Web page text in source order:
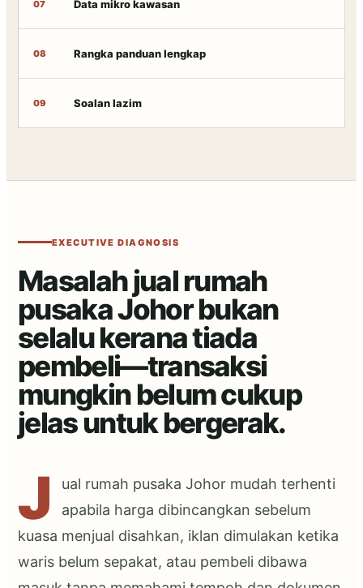
07 Data mikro kawasan
08 Rangka panduan lengkap
09 Soalan lazim
EXECUTIVE DIAGNOSIS
Masalah jual rumah
pusaka Johor bukan
selalu kerana tiada
pembeli—transaksi
mungkin belum cukup
jelas untuk bergerak.
J
ual rumah pusaka Johor mudah terhenti
apabila harga dibincangkan sebelum
kuasa menjual disahkan, iklan dimulakan ketika
waris belum sepakat, atau pembeli dibawa